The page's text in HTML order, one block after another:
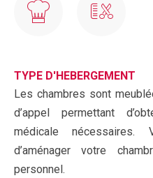
TYPE D'HEBERGEMENT
Les chambres sont
d’appel permettant
médicale
d’aménager votre
personnel.